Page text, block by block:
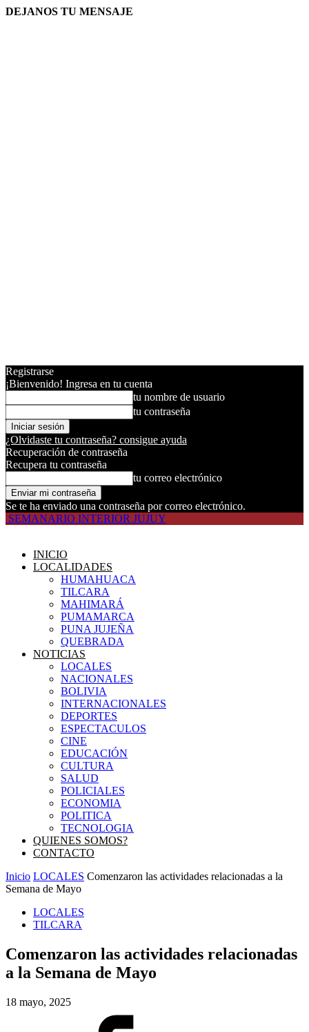
DEJANOS TU MENSAJE
Registrarse
¡Bienvenido! Ingresa en tu cuenta
tu nombre de usuario
tu contraseña
¿Olvidaste tu contraseña? consigue ayuda
Recuperación de contraseña
Recupera tu contraseña
tu correo electrónico
Se te ha enviado una contraseña por correo electrónico.
SEMANARIO INTERIOR JUJUY
INICIO
LOCALIDADES
HUMAHUACA
TILCARA
MAHIMARÁ
PUMAMARCA
PUNA JUJEÑA
QUEBRADA
NOTICIAS
LOCALES
NACIONALES
BOLIVIA
INTERNACIONALES
DEPORTES
ESPECTACULOS
CINE
EDUCACIÓN
CULTURA
SALUD
POLICIALES
ECONOMIA
POLITICA
TECNOLOGIA
QUIENES SOMOS?
CONTACTO
Inicio LOCALES Comenzaron las actividades relacionadas a la
Semana de Mayo
LOCALES
TILCARA
Comenzaron las actividades relacionadas
a la Semana de Mayo
18 mayo, 2025